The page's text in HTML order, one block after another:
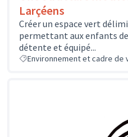
Larçéens
Créer un espace vert
permettant aux enfants
détente et équipé...
Environnement et cadre de